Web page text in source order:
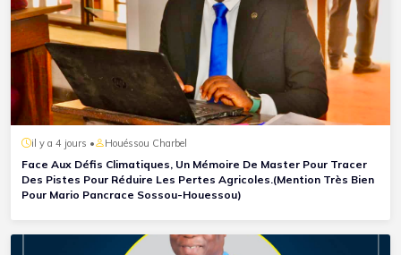
il y a 4 jours • Houéssou Charbel
Face Aux Défis Climatiques, Un Mémoire De Master Pour Tracer
Des Pistes Pour Réduire Les Pertes Agricoles.(Mention Très Bien
Pour Mario Pancrace Sossou-Houessou)